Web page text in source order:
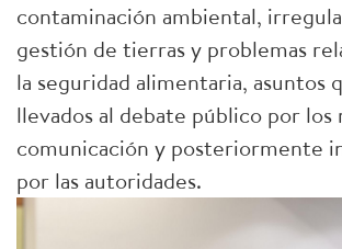
contaminación ambiental,
gestión de tierras y problemas
la seguridad alimentaria, asuntos
llevados al debate público por los
comunicación y posteriormente
por las autoridades.